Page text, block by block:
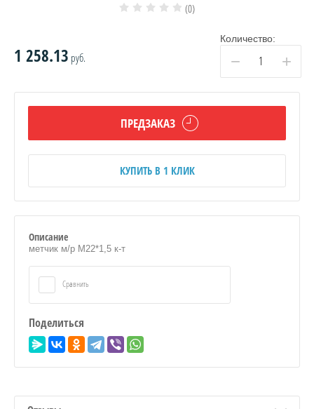
(0)
1 258.13 руб.
Количество:
− +
ПРЕДЗАКАЗ
КУПИТЬ В 1 КЛИК
Описание
метчик м/р М22*1,5 к-т
Сравнить
Поделиться